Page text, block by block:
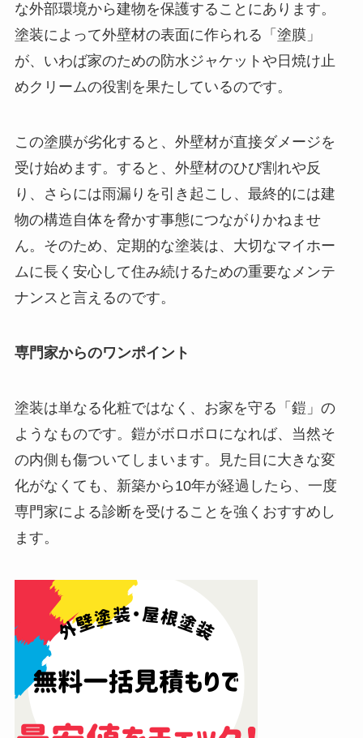
な外部環境から建物を保護することにあります。
塗装によって外壁材の表面に作られる「塗膜」
が、いわば家のための防水ジャケットや日焼け止
めクリームの役割を果たしているのです。
この塗膜が劣化すると、外壁材が直接ダメージを
受け始めます。すると、外壁材のひび割れや反
り、さらには雨漏りを引き起こし、最終的には建
物の構造自体を脅かす事態につながりかねませ
ん。そのため、定期的な塗装は、大切なマイホー
ムに長く安心して住み続けるための重要なメンテ
ナンスと言えるのです。
専門家からのワンポイント
塗装は単なる化粧ではなく、お家を守る「鎧」の
ようなものです。鎧がボロボロになれば、当然そ
の内側も傷ついてしまいます。見た目に大きな変
化がなくても、新築から10年が経過したら、一度
専門家による診断を受けることを強くおすすめし
ます。